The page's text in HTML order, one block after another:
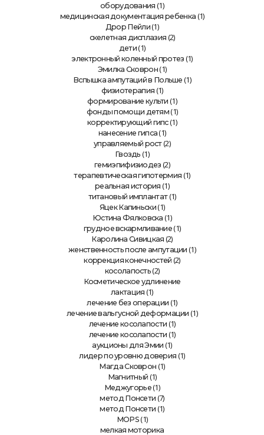
оборудования (1)
медицинская документация ребенка (1)
Дрор Пейли(1)
скелетная дисплазия (2)
дети (1)
электронный коленный протез (1)
Эмилка Сковрон (1)
Вспышка ампутаций в Польше (1)
физиотерапия (1)
формирование культи (1)
фонды помощи детям (1)
корректирующий гипс(1)
нанесение гипса (1)
управляемый рост(2)
Гвоздь (1)
гемиэпифизиодез (2)
терапевтическая гипотермия (1)
реальная история (1)
титановый имплантат(1)
Яцек Капиньски (1)
Юстина Фялковска (1)
грудное вскармливание (1)
Каролина Сивицкая (2)
женственность после ампутации (1)
коррекция конечностей (2)
косолапость (2)
Косметическое удлинение
лактация (1)
лечение без операции (1)
лечение вальгусной деформации (1)
лечение косолапости (1)
лечение косолапости (1)
аукционы для Эмии (1)
лидер по уровню доверия (1)
Магда Сковрон (1)
Магнитный (1)
Меджугорье(1)
метод Понсети (7)
метод Понсети (1)
MOPS (1)
мелкая моторика